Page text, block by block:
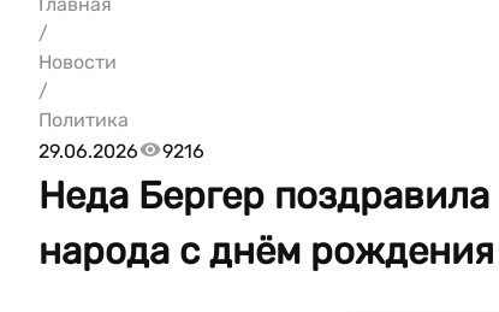
/
Новости
/
Политика
29.06.2026
9216
Неда Бергер
народа с днём рождения